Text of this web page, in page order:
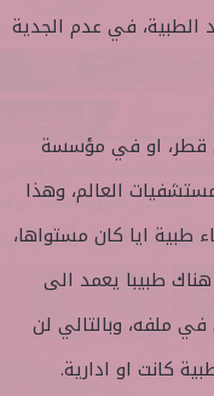
الطبية، في عدم الجدية
قطر، او في مؤسسة
العالم، وهذا
طبية ايا كان مستواها،
طبيبا يعمد الى
ملفه، وبالتالي لن
كانت او ادارية.